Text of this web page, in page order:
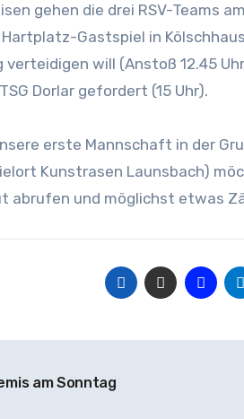
Gastspiel in
verteidigen will (Anstoß 12.45
Dorlar gefordert (15 Uhr).
erste Mannschaft in der
Kunstrasen Launsbach)
abrufen und möglichst etwas
am Sonntag